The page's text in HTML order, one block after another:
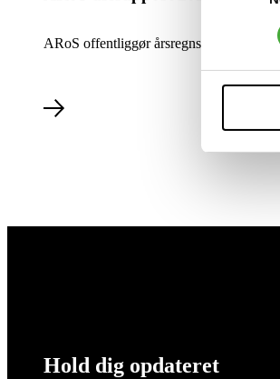
ARoS offentliggør årsregnskab for 2025.
Hold dig opdateret